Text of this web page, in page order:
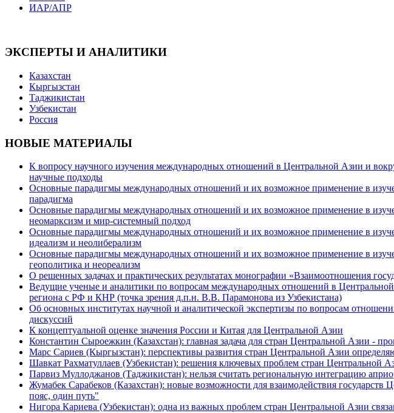
ИАР/АПР
ЭКСПЕРТЫ И АНАЛИТИКИ
Казахстан
Кыргызстан
Таджикистан
Узбекистан
Россия
НОВЫЕ МАТЕРИАЛЫ
К вопросу научного изучения международных отношений в Центральной Азии и
научные подходы
Основные парадигмы международных отношений и их возможное применение в
парадигма
Основные парадигмы международных отношений и их возможное применение в
неомарксизм и мир-системный подход
Основные парадигмы международных отношений и их возможное применение в
идеализм и неолиберализм
Основные парадигмы международных отношений и их возможное применение в
геополитика и неореализм
О решенных задачах и практических результатах монографии «Взаимоотношения
Ведущие ученые и аналитики по вопросам международных отношений в Центральной
региона с РФ и КНР (точка зрения д.п.н. В.В. Парамонова из Узбекистана)
Об основных институтах научной и аналитической экспертизы по вопросам
дискуссий
К концептуальной оценке значения России и Китая для Центральной Азии
Константин Сыроежкин (Казахстан): главная задача для стран Центральной Азии -
Марс Сариев (Кыргызстан): перспективы развития стран Центральной Азии
Шавкат Рахматуллаев (Узбекистан): решения ключевых проблем стран Центральной
Парвиз Муллоджанов (Таджикистан): нельзя считать региональную интеграцию
Жумабек Сарабеков (Казахстан): новые возможности для взаимодействия
пояс, один путь"
Нигора Кариева (Узбекистан): одна из важных проблем стран Центральной Азии